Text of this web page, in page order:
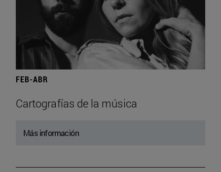
FEB-ABR
Cartografías de la música
Más información